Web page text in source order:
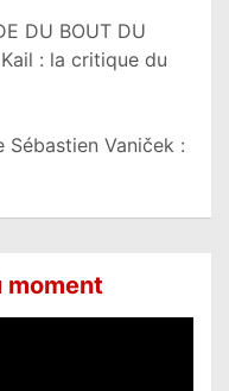
DU BOUT DU
: la critique du
Sébastien Vaniček :
moment